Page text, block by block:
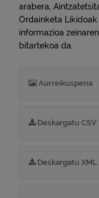
arabera,
Ordainketa
informazioa
bitartekoa da.
Aurreikuspena
Deskargatu CSV
Deskargatu XML